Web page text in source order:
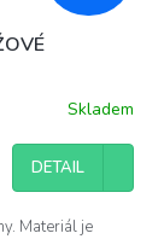
Skladem
DETAIL
Materiál je